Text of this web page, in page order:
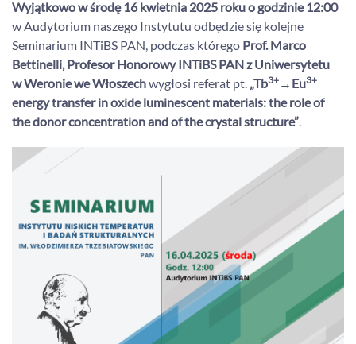
Wyjątkowow środę 16 kwietnia 2025 roku o godzinie 12:00
w Audytorium naszego Instytutu odbędzie się kolejne
Seminarium INTiBS PAN, podczas którego Prof. Marco
Bettinelli, Profesor Honorowy INTiBS PAN z Uniwersytetu
w Weronie we Włoszechwygłosi referat pt. „Tb3+ →Eu3+
energy transfer in oxide luminescent materials: the role of
the donor concentration and of the crystal structure”.